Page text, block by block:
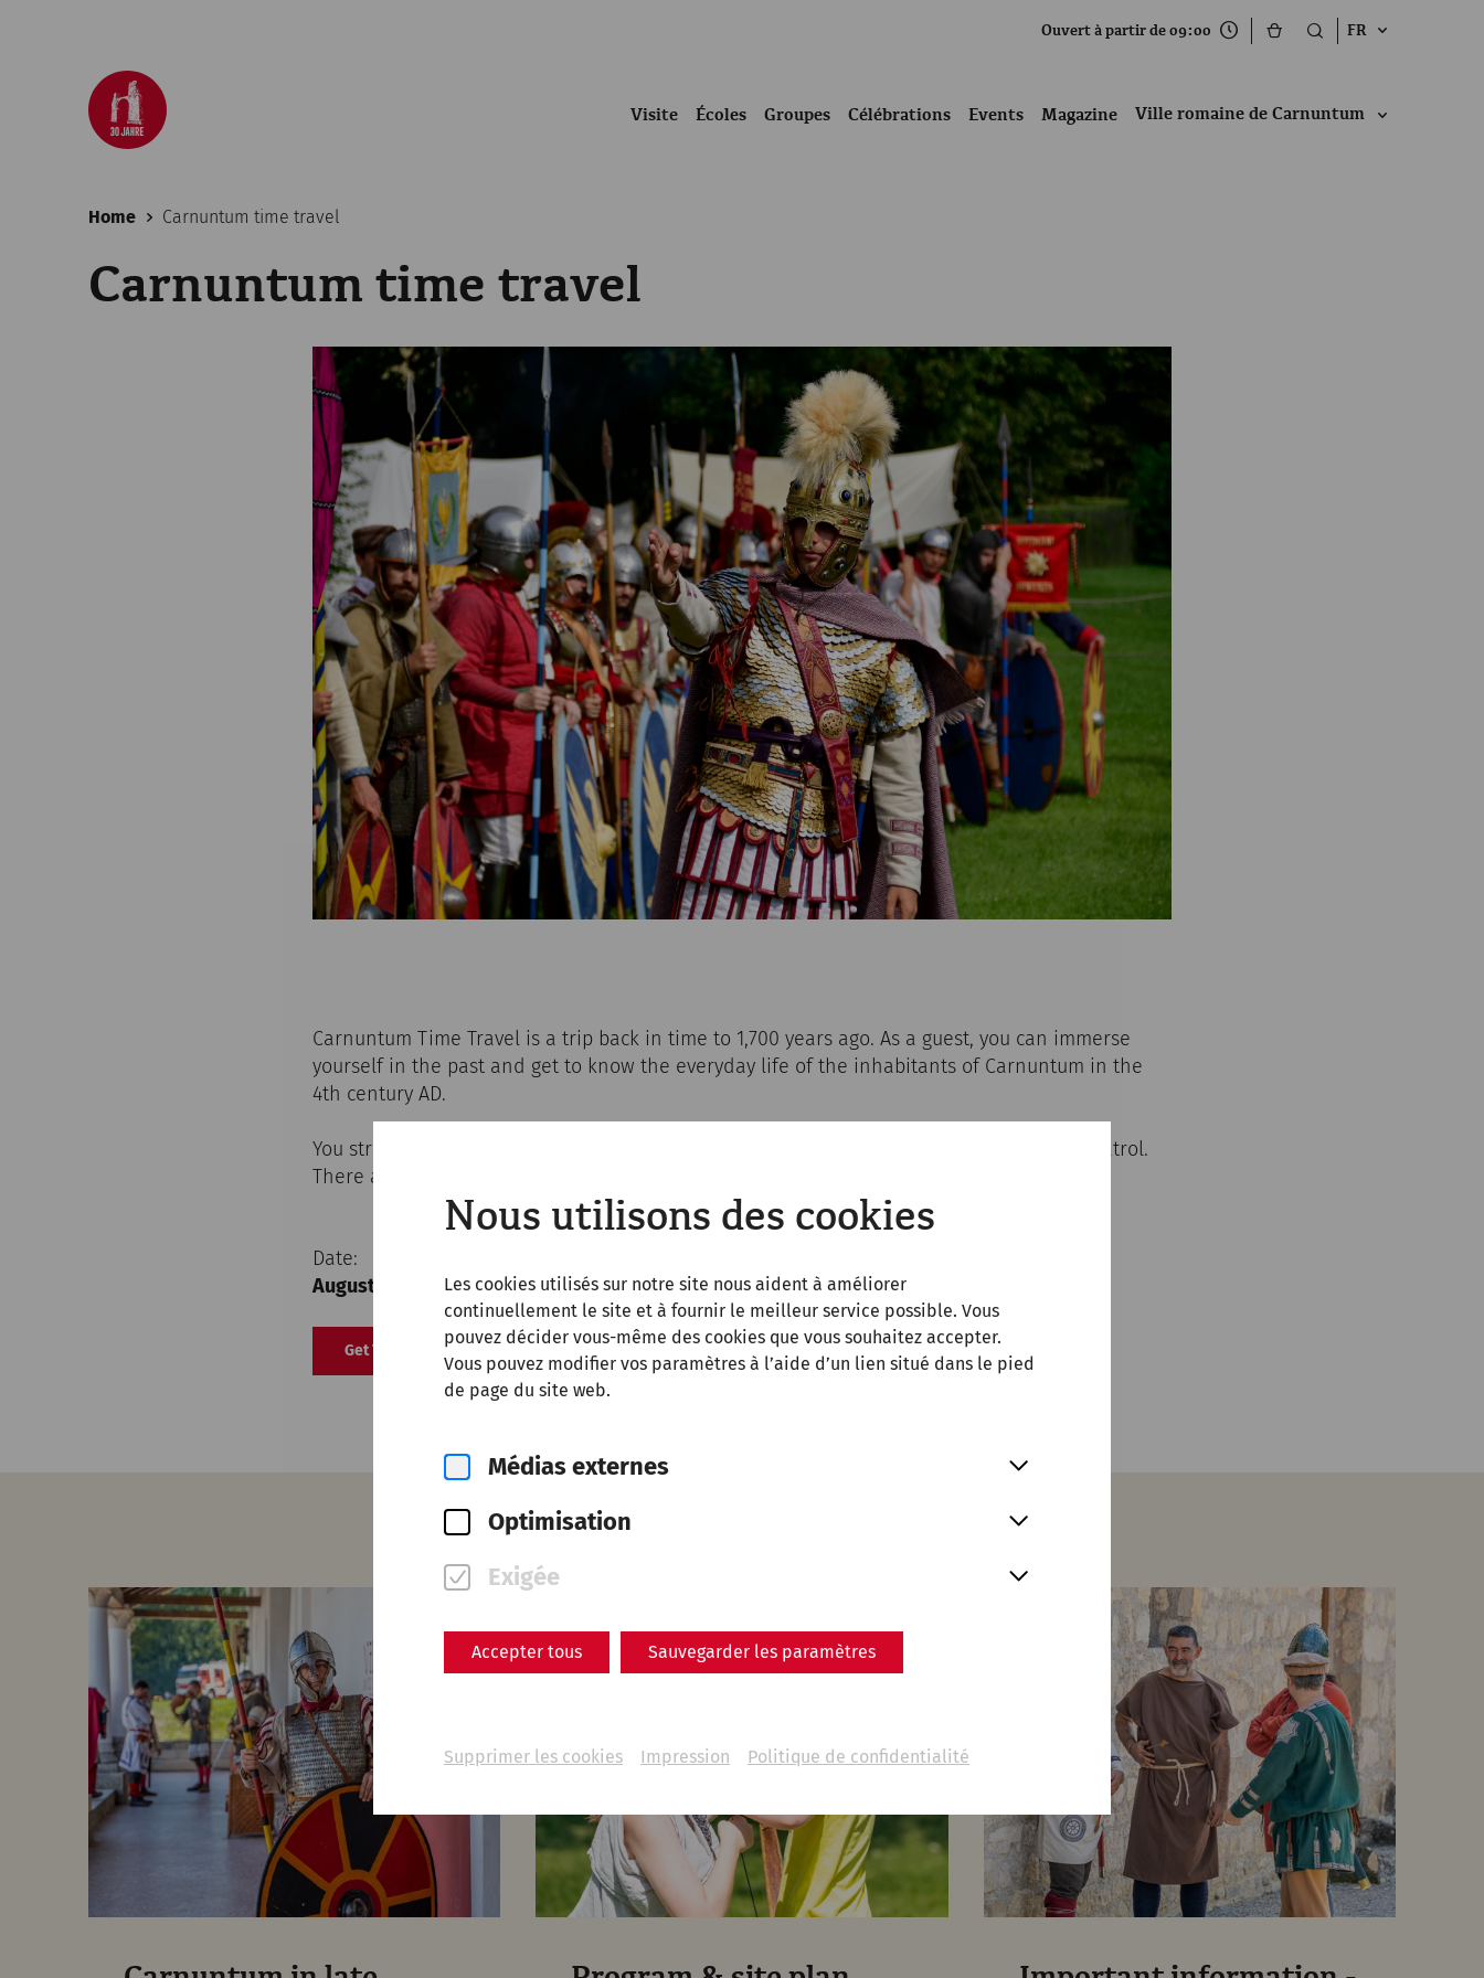
Nous utilisons des cookies
Les cookies utilisés sur notre site nous aident à améliorer
continuellement le site et à fournir le meilleur service possible. Vous
pouvez décider vous-même des cookies que vous souhaitez accepter.
Vous pouvez modifier vos paramètres à l’aide d’un lien situé dans le pied
de page du site web.
Médias externes
Optimisation
Exigée
Accepter tous Sauvegarder les paramètres
Supprimer les cookies Impression Politique de confidentialité
Ouvert à partir de 09:00 FR
Visite Écoles Groupes Célébrations Events Magazine Ville romaine de Carnuntum
Home Carnuntum time travel
Carnuntum time travel
Carnuntum Time Travel is a trip back in time to 1,700 years ago. As a guest, you can immerse
yourself in the past and get to know the everyday life of the inhabitants of Carnuntum in the
4th century AD.
You stroll through the streets of Carnuntum, take a look in the kitchens or encounter a patrol.
There are no fixed stops, you roam through a lively town where life takes its course.
Date:
August 17 and 18, 2024
Get Tickets (German webshop)